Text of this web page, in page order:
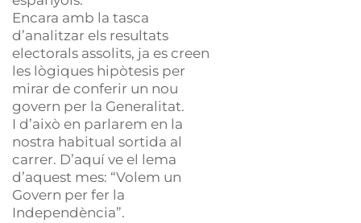
Encara amb la tasca
d’analitzar els resultats
electorals assolits, ja es creen
les lògiques hipòtesis per
mirar de conferir un nou
govern per la Generalitat.
I d’això en parlarem en la
nostra habitual sortida al
carrer. D’aquí ve el lema
d’aquest mes: “Volem un
Govern per fer la
Independència”.